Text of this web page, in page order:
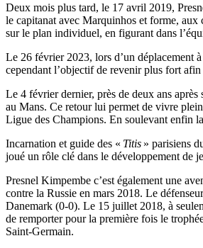
Deux mois plus tard, le 17 avril 2019,
le capitanat avec Marquinhos et forme, aux
sur le plan individuel, en figurant dans
Le 26 février 2023, lors d’un déplacement
cependant l’objectif de revenir plus fort
Le 4 février dernier, près de deux ans
au Mans. Ce retour lui permet de vivre
Ligue des Champions. En soulevant enfin
Incarnation et guide des « Titis » parisiens
joué un rôle clé dans le développement de
Presnel Kimpembe c’est également une
contre la Russie en mars 2018. Le
Danemark (0-0). Le 15 juillet 2018, à
de remporter pour la première fois le
Saint-Germain.